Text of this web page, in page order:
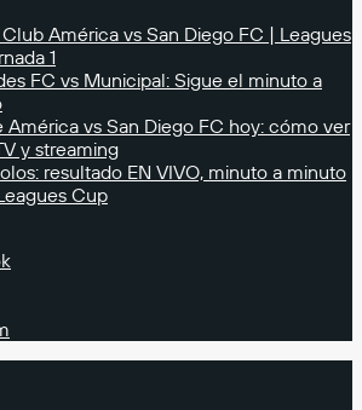
América vs San Diego FC | Leagues
1
FC vs Municipal: Sigue el minuto a
América vs San Diego FC hoy: cómo ver
y streaming
resultado EN VIVO, minuto a minuto
Cup